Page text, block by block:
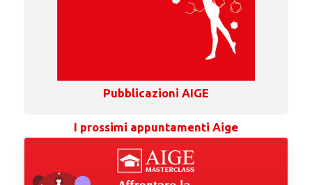
Pubblicazioni AIGE
I prossimi appuntamenti Aige